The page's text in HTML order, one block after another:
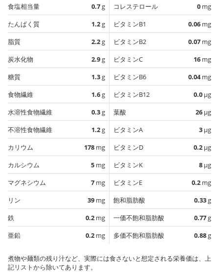
食塩相当量
0.7g
たんぱく質
1.2g
脂質
2.2g
炭水化物
2.9g
糖質
1.3g
食物繊維
1.6g
水溶性食物繊維
0.3g
不溶性食物繊維
1.2g
カリウム
178 mg
カルシウム
5 mg
マグネシウム
7 mg
リン
39 mg
鉄
0.2 mg
亜鉛
0.2 mg
コレステロール
0 mg
ビタミンB1
0.06 mg
ビタミンB2
0.07 mg
ビタミンC
16 mg
ビタミンB6
0.04mg
ビタミンB12
0.0 µg
葉酸
26 µg
ビタミンA
3 µg
ビタミンD
0.2 µg
ビタミンK
8 µg
ビタミンE
0.2 mg
飽和脂肪酸
0.33g
一価不飽和脂肪酸
0.77g
多価不飽和脂肪酸
0.88g
煮物や麺類の残り汁など、実際には食さないと想定される栄養価は、上
記リストから除いてあります。